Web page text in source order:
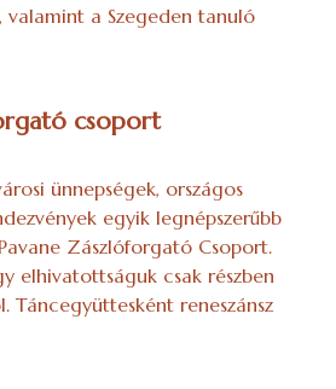
a Szegeden tanuló
csoport
ünnepségek, országos
egyik legnépszerűbb
Zászlóforgató Csoport.
elhivatottságuk csak részben
Táncegyüttesként reneszánsz